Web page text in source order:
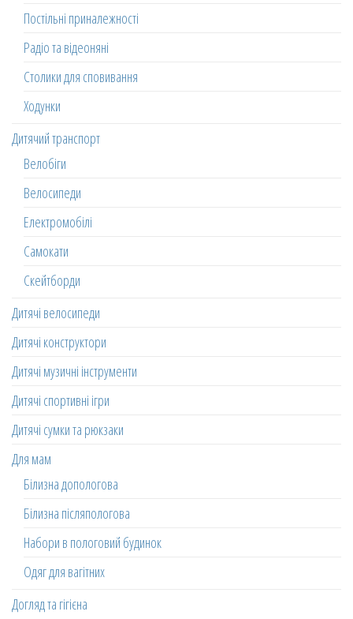
Постільні приналежності
Радіо та відеоняні
Столики для сповивання
Ходунки
Дитячий транспорт
Велобіги
Велосипеди
Електромобілі
Самокати
Скейтборди
Дитячі велосипеди
Дитячі конструктори
Дитячі музичні інструменти
Дитячі спортивні ігри
Дитячі сумки та рюкзаки
Для мам
Білизна допологова
Білизна післяпологова
Набори в пологовий будинок
Одяг для вагітних
Догляд та гігієна